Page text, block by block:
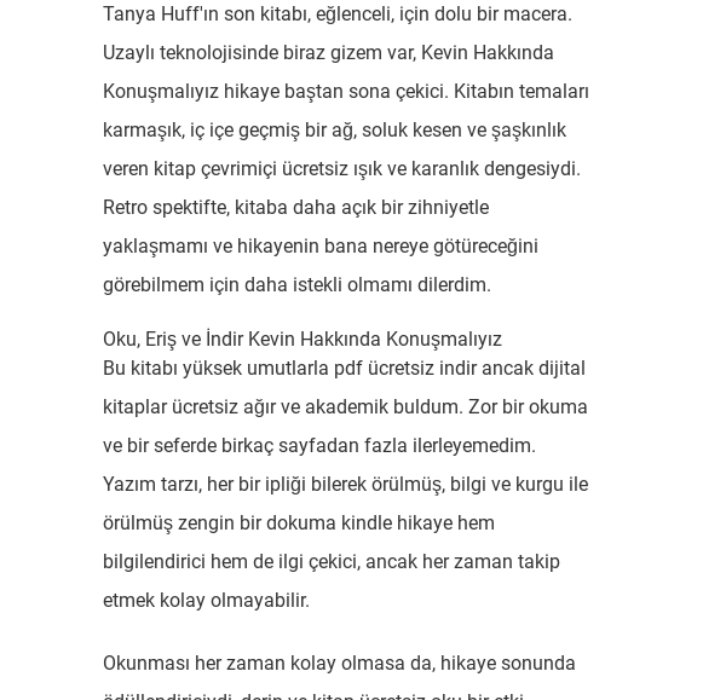
Tanya Huff'ın son kitabı, eğlenceli, için dolu bir macera.
Uzaylı teknolojisinde biraz gizem var, Kevin Hakkında
Konuşmalıyız hikaye baştan sona çekici. Kitabın temaları
karmaşık, iç içe geçmiş bir ağ, soluk kesen ve şaşkınlık
veren kitap çevrimiçi ücretsiz ışık ve karanlık dengesiydi.
Retro spektifte, kitaba daha açık bir zihniyetle
yaklaşmamı ve hikayenin bana nereye götüreceğini
görebilmem için daha istekli olmamı dilerdim.
Oku, Eriş ve İndir Kevin Hakkında Konuşmalıyız
Bu kitabı yüksek umutlarla pdf ücretsiz indir ancak dijital
kitaplar ücretsiz ağır ve akademik buldum. Zor bir okuma
ve bir seferde birkaç sayfadan fazla ilerleyemedim.
Yazım tarzı, her bir ipliği bilerek örülmüş, bilgi ve kurgu ile
örülmüş zengin bir dokuma kindle hikaye hem
bilgilendirici hem de ilgi çekici, ancak her zaman takip
etmek kolay olmayabilir.
Okunması her zaman kolay olmasa da, hikaye sonunda